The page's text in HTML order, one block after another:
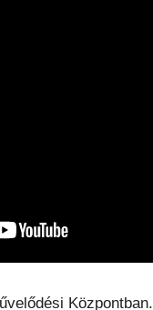
Központban.